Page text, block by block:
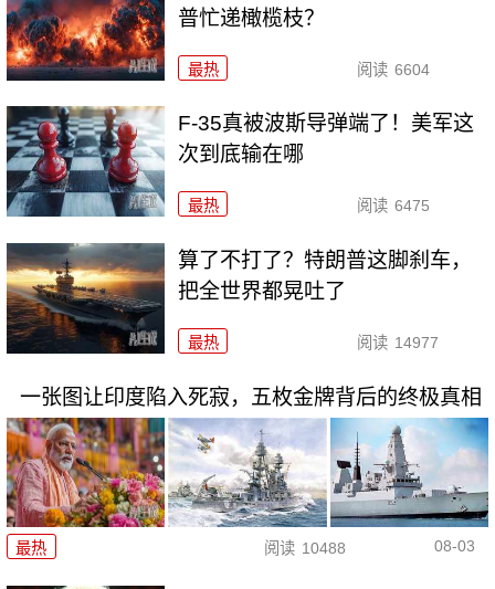
普忙递橄榄枝？
最热 阅读 6604
F-35真被波斯导弹端了！美军这
次到底输在哪
最热 阅读 6475
算了不打了？特朗普这脚刹车，
把全世界都晃吐了
最热 阅读 14977
一张图让印度陷入死寂，五枚金牌背后的终极真相
最热 阅读 10488 08-03